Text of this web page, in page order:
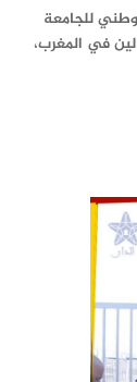
للجامعة
في المغرب،